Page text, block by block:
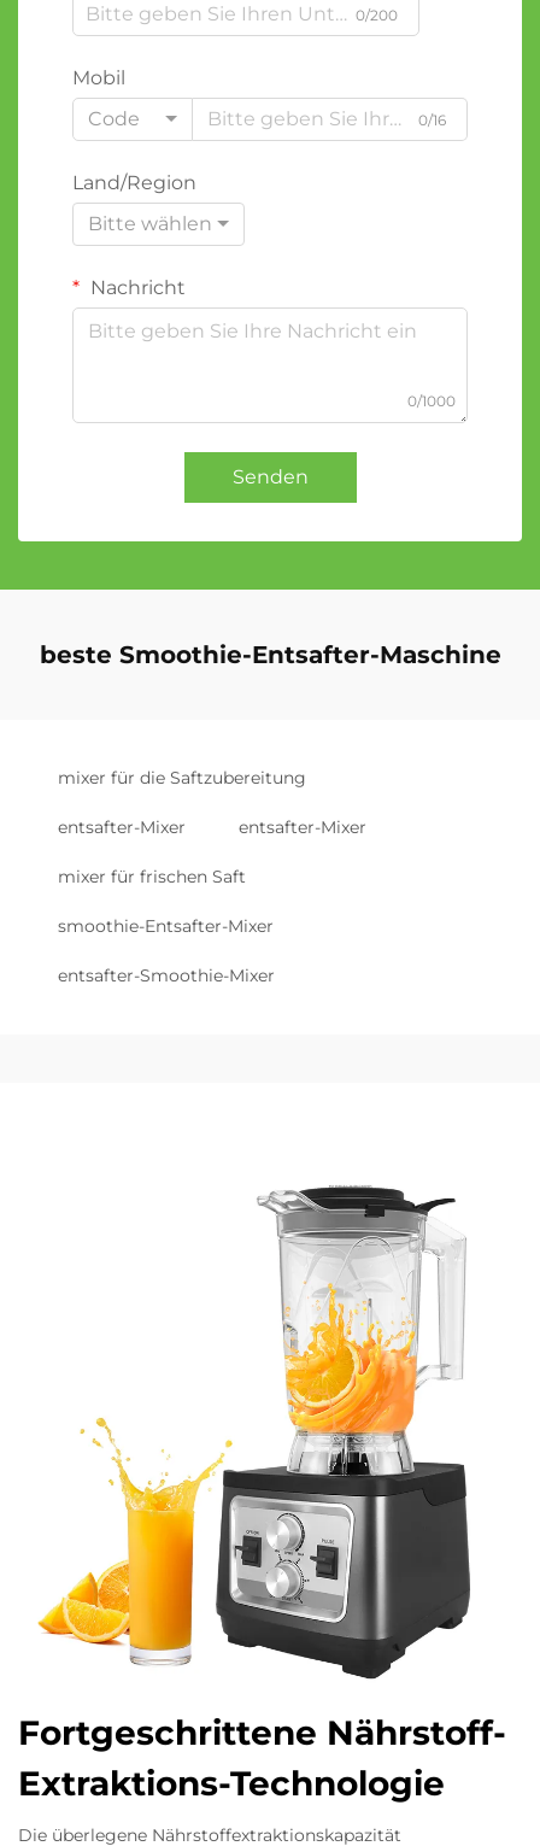
0/200
Mobil
Code
0/16
Land/Region
Bitte wählen
Nachricht
0/1000
Senden
beste Smoothie-Entsafter-Maschine
mixer für die Saftzubereitung
entsafter-Mixer entsafter-Mixer
mixer für frischen Saft
smoothie-Entsafter-Mixer
entsafter-Smoothie-Mixer
Fortgeschrittene Nährstoff-
Extraktions-Technologie
Die überlegene Nährstoffextraktionskapazität